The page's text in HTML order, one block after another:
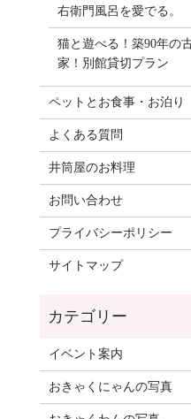
右衛門風呂を愛でる。
猫と遊べる！築90年の
家！別館貸切プラン
ペットとお食事・お泊り
よくある質問
井筒屋のお料理
お問い合わせ
プライバシーポリシー
サイトマップ
イベント案内
おきゃくにゃんの写真